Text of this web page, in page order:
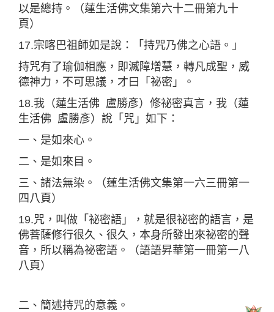
以是總持。（蓮生活佛文集第六十二冊第九十
頁）
17.宗喀巴祖師如是說：「持咒乃佛之心語。」
持咒有了瑜伽相應，即滅障增慧，轉凡成聖，威
德神力，不可思議，才曰「祕密」。
18.我（蓮生活佛 盧勝彥）修祕密真言，我（蓮
生活佛 盧勝彥）說「咒」如下：
一、是如來心。
二、是如來目。
三、諸法無染。（蓮生活佛文集第一六三冊第一
四八頁）
19.咒，叫做「祕密語」，就是很祕密的語言，是
佛菩薩修行很久、很久，本身所發出來祕密的聲
音，所以稱為祕密語。（語語昇華第一冊第一八
八頁）
二、簡述持咒的意義。